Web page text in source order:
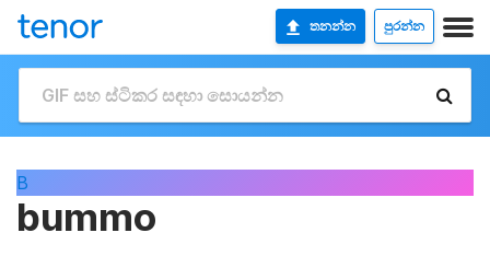
තනන්න පුරන්න
B
bummo